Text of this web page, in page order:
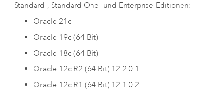
Standard-, Standard One- und Enterprise-Editionen:
Oracle 21c
Oracle 19c (64 Bit)
Oracle 18c (64 Bit)
Oracle 12c R2 (64 Bit) 12.2.0.1
Oracle 12c R1 (64 Bit) 12.1.0.2